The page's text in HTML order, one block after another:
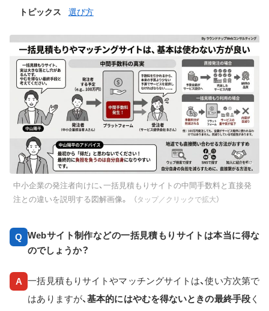
トピックス
選び方
中小企業の発注者向けに、一括見積もりサイトの中間手数料と直接発
注との違いを説明する図解画像。
（タップ／クリックで拡大）
Q
Webサイト制作などの一括見積もりサイトは本当に得な
のでしょうか？
A
一括見積もりサイトやマッチングサイトは、使い方次第で
はありますが、基本的にはやむを得ないときの最終手段 く